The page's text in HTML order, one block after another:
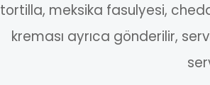
tortilla, meksika fasulyesi,
kreması ayrıca gönderilir,